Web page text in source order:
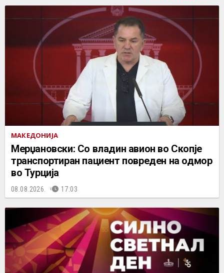
МАКЕДОНИЈА
Мерџановски: Со владин авион во Скопје
транспортиран пациент повреден на одмор
во Турција
08.08.2026. 17:03